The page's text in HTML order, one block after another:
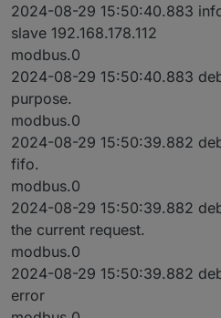
2024-08-29 15:50:40.883
slave 192.168.178.112
modbus.0
2024-08-29 15:50:40.883
purpose.
modbus.0
2024-08-29 15:50:39.882
fifo.
modbus.0
2024-08-29 15:50:39.882
the current request.
modbus.0
2024-08-29 15:50:39.882
error